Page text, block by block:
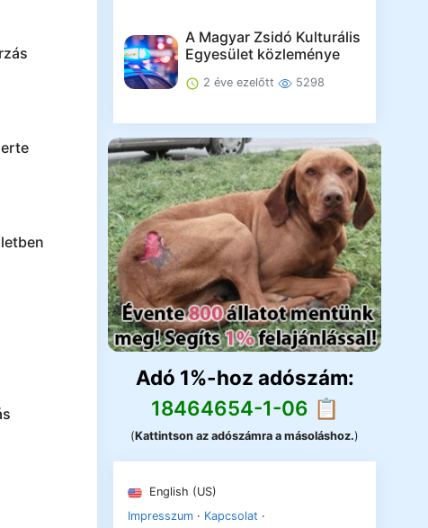
A Magyar Zsidó Kulturális
Egyesület közleménye
2 éve ezelőtt 5298
Adó 1%-hoz adószám:
18464654-1-06 📋
(Kattintson az adószámra a másoláshoz.)
English (US)
Impresszum · Kapcsolat ·